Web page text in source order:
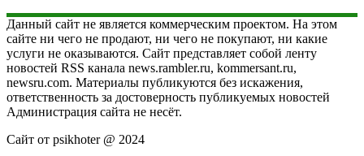
Данный сайт не является коммерческим проектом. На этом
сайте ни чего не продают, ни чего не покупают, ни какие
услуги не оказываются. Сайт представляет собой ленту
новостей RSS канала news.rambler.ru, kommersant.ru,
newsru.com. Материалы публикуются без искажения,
ответственность за достоверность публикуемых новостей
Администрация сайта не несёт.
Сайт от psikhoter @ 2024